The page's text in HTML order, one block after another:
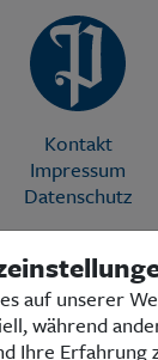
Kontakt
Impressum
Datenschutz
Zeitung (PAZ) ist
Woche
in Politik,
auf unserer
während
Ihre Erfahrung